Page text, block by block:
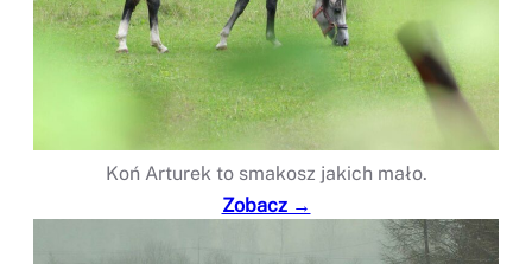
Koń Arturek to smakosz jakich mało.
Zobacz →